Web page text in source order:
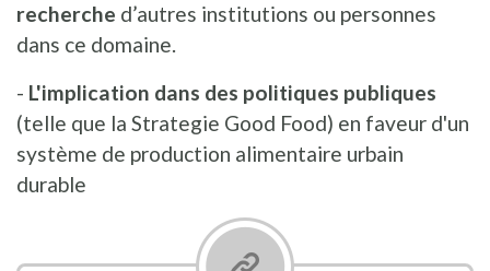
recherche d’autres institutions ou personnes
dans ce domaine.
- L'implication dans des politiques publiques
(telle que la Strategie Good Food) en faveur d'un
système de production alimentaire urbain
durable